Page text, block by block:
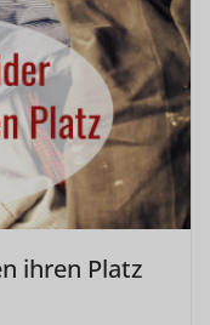
ihren Platz